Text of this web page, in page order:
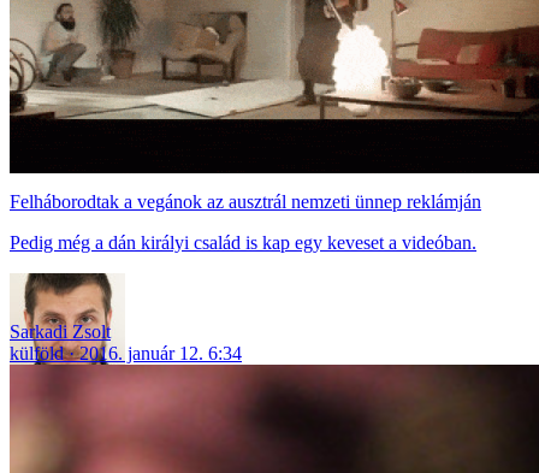
Felháborodtak a vegánok az ausztrál nemzeti ünnep reklámján
Pedig még a dán királyi család is kap egy keveset a videóban.
Sarkadi Zsolt
külföld
2016. január 12. 6:34